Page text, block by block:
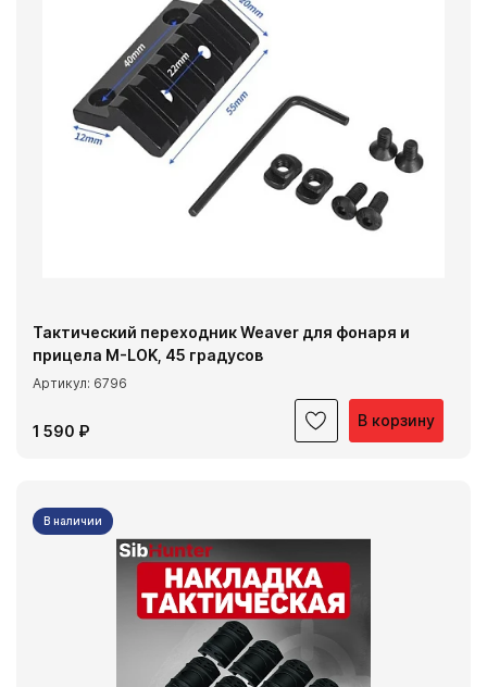
В корзину
Тактический переходник Weaver для фонаря и
прицела M-LOK, 45 градусов
Артикул: 6796
1 590 ₽
В наличии